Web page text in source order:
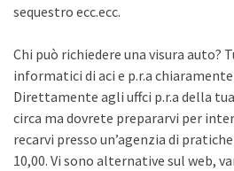
sequestro ecc.ecc.
Chi può richiedere una visura auto?
informatici di aci e p.r.a
Direttamente agli uffci p.r.a della
circa ma dovrete prepararvi per
recarvi presso un’agenzia di
10,00. Vi sono alternative sul web,